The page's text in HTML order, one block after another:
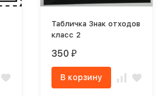
Табличка Знак отходов
класс 2
350 ₽
В корзину